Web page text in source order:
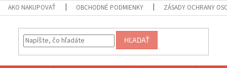
AKO NAKUPOVAŤ OBCHODNÉ PODMIENKY ZÁSADY OCHRANY
HĽADAŤ